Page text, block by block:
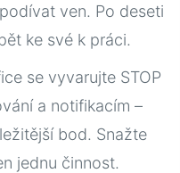
ven. Po deseti
ke své k práci.
se vyvarujte STOP
a notifikacím –
bod. Snažte
jednu činnost.